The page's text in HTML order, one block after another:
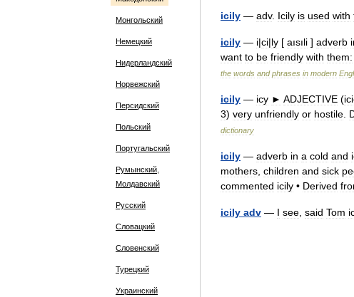
Монгольский
Немецкий
Нидерландский
Норвежский
Персидский
Польский
Португальский
Румынский,
Молдавский
Русский
Словацкий
Словенский
Турецкий
Украинский
icily — adv. Icily is used with
icily — i|ci|ly [ aısıli ] adverb
want to be friendly with them:
the words and phrases in modern
icily — icy ► ADJECTIVE (
3) very unfriendly or hostile
dictionary
icily — adverb in a cold and
mothers children and sick
commented icily • Derived
icily adv — I see said Tom